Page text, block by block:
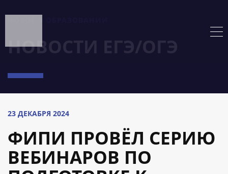
НОВОСТИ ЕГЭ/ОГЭ
23 ДЕКАБРЯ 2024
ФИПИ ПРОВЁЛ СЕРИЮ
ВЕБИНАРОВ ПО